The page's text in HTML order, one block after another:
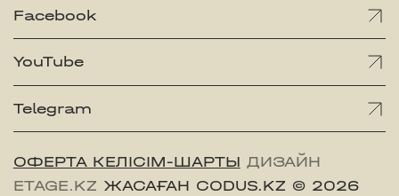
Facebook
YouTube
Telegram
ОФЕРТА КЕЛІСІМ-ШАРТЫ ДИЗАЙН
ETAGE.KZ ЖАСАҒАН CODUS.KZ © 2026